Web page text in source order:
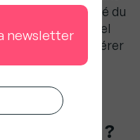
et à la qualité du
sait quel
de générer
vous
secteur ?
newsletter